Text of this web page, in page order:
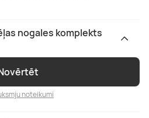
nogales komplekts
noteikumi